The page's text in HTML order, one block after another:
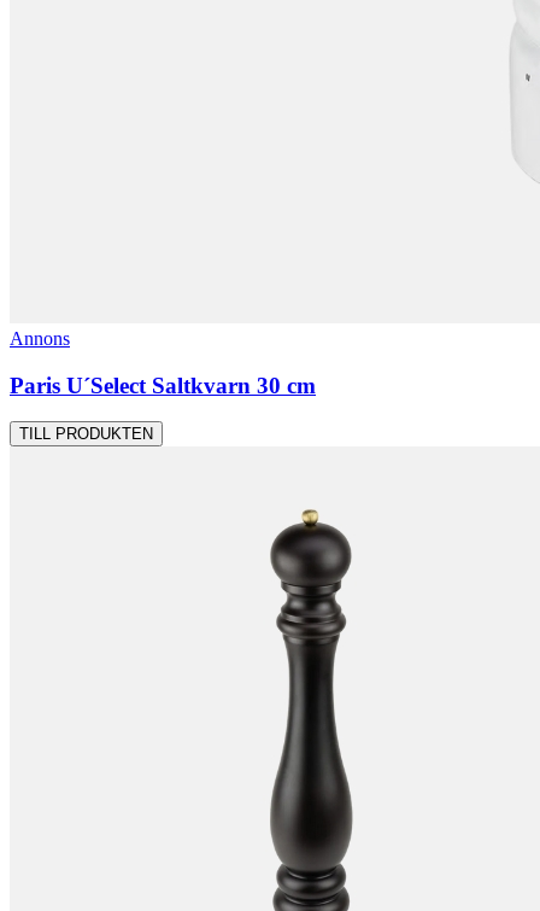
Annons
Paris U´Select Saltkvarn 30 cm
TILL PRODUKTEN